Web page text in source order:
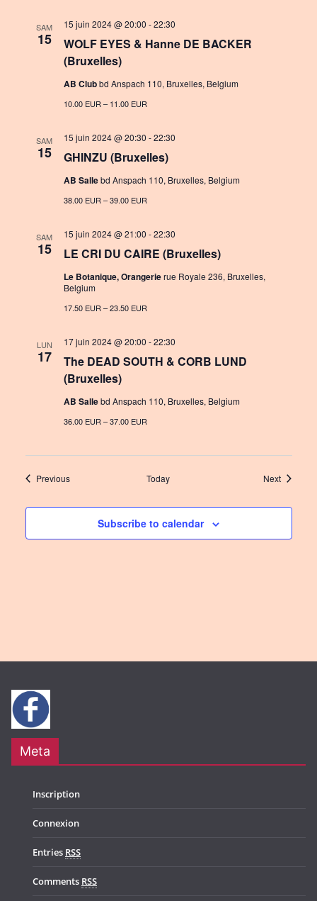
SAM
15
WOLF EYES & Hanne DE BACKER
(Bruxelles)
15 juin 2024 @ 20:00 -22:30
AB Clubbd Anspach 110, Bruxelles, Belgium
10.00 EUR – 11.00 EUR
SAM
15 GHINZU (Bruxelles)
15 juin 2024 @ 20:30 -22:30
AB Sallebd Anspach 110, Bruxelles, Belgium
38.00 EUR – 39.00 EUR
SAM
15 LE CRI DU CAIRE (Bruxelles)
15 juin 2024 @ 21:00 -22:30
Le Botanique, Orangerierue Royale 236, Bruxelles,
Belgium
17.50 EUR – 23.50 EUR
LUN
17
The DEAD SOUTH & CORB LUND
(Bruxelles)
17 juin 2024 @ 20:00 -22:30
AB Sallebd Anspach 110, Bruxelles, Belgium
36.00 EUR – 37.00 EUR
PreviousEvents Today NextEvents
Subscribe to calendar
Meta
Inscription
Connexion
Entries RSS
Comments RSS